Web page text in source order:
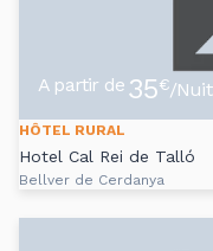
A partir de 35€/Nuit
HÔTEL RURAL
Hotel Cal Rei de Talló
Bellver de Cerdanya